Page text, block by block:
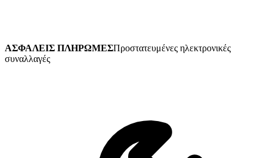
ΑΣΦΑΛΕΙΣ ΠΛΗΡΩΜΕΣΠροστατευμένες ηλεκτρονικές
συναλλαγές